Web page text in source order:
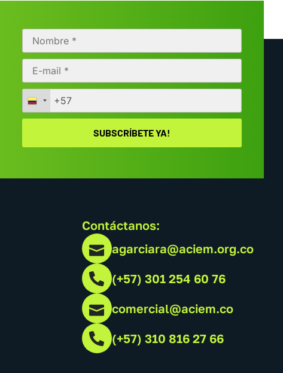
Contáctanos:
agarciara@aciem.org.co
(+57) 301 254 60 76
comercial@aciem.co
(+57) 310 816 27 66